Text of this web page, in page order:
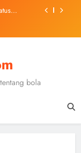
Tes
Tes
Malang
bola